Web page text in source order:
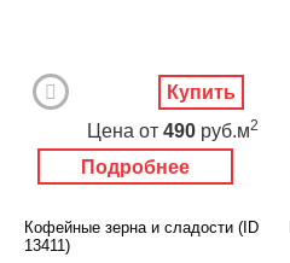
Подробнее
Цена от 490 руб.м2
Купить
Кофейные зерна и сладости (ID
13411)